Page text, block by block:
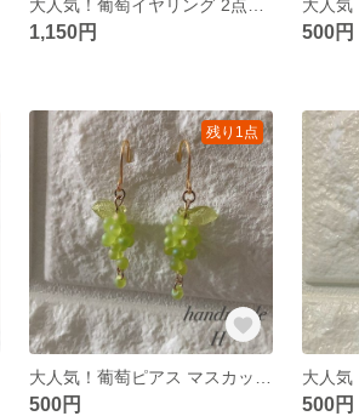
1,150円 500円
残り1点
500円 500円